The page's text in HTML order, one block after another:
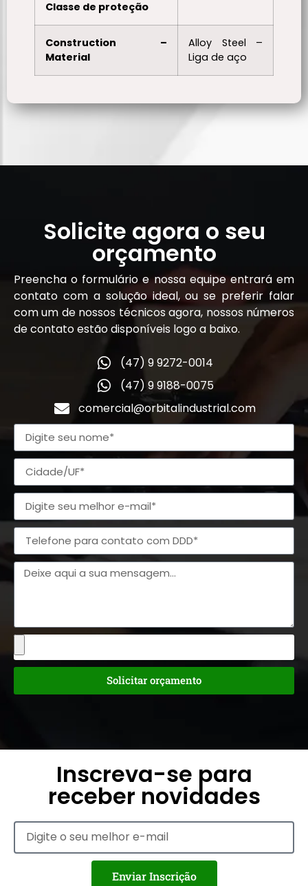
Classe de proteção
Construction –
Material
Alloy Steel –
Liga de aço
Solicite agora o seu
orçamento
Preencha o formulário e nossa equipe entrará em
contato com a solução ideal, ou se preferir falar
com um de nossos técnicos agora, nossos números
de contato estão disponíveis logo a baixo.
(47) 9 9272-0014
(47) 9 9188-0075
comercial@orbitalindustrial.com
Solicitar orçamento
Inscreva-se para
receber novidades
Enviar Inscrição